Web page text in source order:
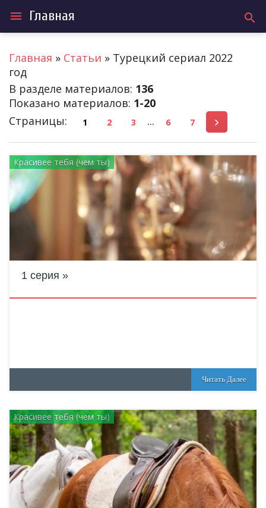
menu Главная search
Главная » Статьи » Турецкий сериал 2022
год
В разделе материалов: 136
Показано материалов: 1-20
Страницы: 1 2 3 ... 6 7
Красивее тебя (чем ты)
1 серия
Читать Далее
Красивее тебя (чем ты)